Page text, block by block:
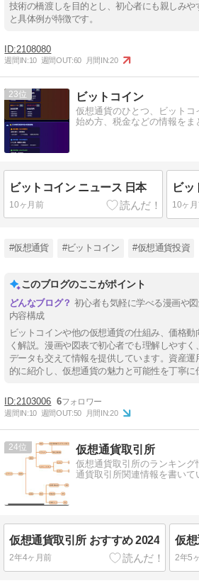
技術の橋渡しを目的とし、初心者にも親しみ
と具体例が特徴です。
2108080
週間IN:10 週間OUT:60 月間IN:20
23 ビットコイン
仮想通貨のひとつ、ビットコ
始め方、税金などの情報をま
ビットコイン ニュース 日本
10ヶ月前
ビッ
10ヶ
#仮想通貨 #ビットコイン #仮想通貨投資
このブログのここがポイント
初心者も気軽に学べる漫画や
内容構成
ビットコインや他の仮想通貨の仕組み、価格
く解説。漫画や図表で初心者でも理解しやす
データも交えて情報を提供しています。資産
的に紹介し、仮想通貨の魅力と可能性を丁寧に
2103006 6
週間IN:10 週間OUT:50 月間IN:20
24 仮想通貨取引所
仮想通貨取引所のランキン
通貨取引所関連情報を書いて
仮想通貨取引所 おすすめ 2024
2年4ヶ月前
仮
2年5